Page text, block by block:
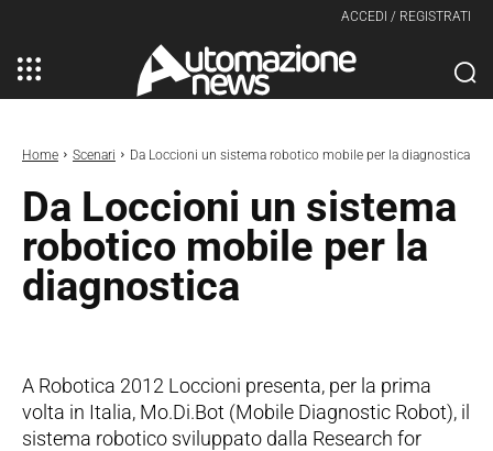
ACCEDI / REGISTRATI
Home Scenari Da Loccioni un sistema robotico mobile per la diagnostica
Da Loccioni un sistema
robotico mobile per la
diagnostica
A Robotica 2012 Loccioni presenta, per la prima
volta in Italia, Mo.Di.Bot (Mobile Diagnostic Robot), il
sistema robotico sviluppato dalla Research for